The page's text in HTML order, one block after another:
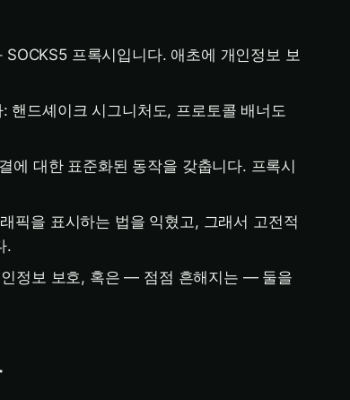
프록시입니다. 애초에 개인정보 보
핸드셰이크 시그니처도, 프로토콜 배너도
에 대한 표준화된 동작을 갖춥니다. 프록시
픽을 표시하는 법을 익혔고, 그래서 고전적
.
정보 보호, 혹은 — 점점 흔해지는 — 둘을